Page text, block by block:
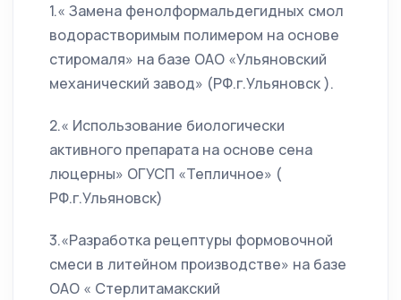
1.« Замена фенолформальдегидных смол
водорастворимым полимером на основе
стиромаля» на базе ОАО «Ульяновский
механический завод» (РФ.г.Ульяновск ).
2.« Использование биологически
активного препарата на основе сена
люцерны» ОГУСП «Тепличное» (
РФ.г.Ульяновск)
3.«Разработка рецептуры формовочной
смеси в литейном производстве» на базе
ОАО « Стерлитамакский